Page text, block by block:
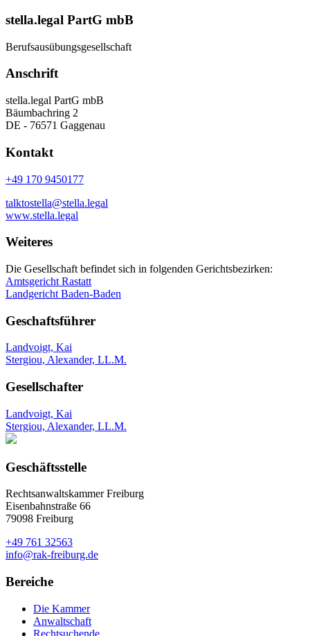
stella.legal PartG mbB
Berufsausübungsgesellschaft
Anschrift
stella.legal PartG mbB
Bäumbachring 2
DE - 76571 Gaggenau
Kontakt
+49 170 9450177
talktostella@stella.legal
www.stella.legal
Weiteres
Die Gesellschaft befindet sich in folgenden Gerichtsbezirken:
Amtsgericht Rastatt
Landgericht Baden-Baden
Geschaftsführer
Landvoigt, Kai
Stergiou, Alexander, LL.M.
Gesellschafter
Landvoigt, Kai
Stergiou, Alexander, LL.M.
Geschäftsstelle
Rechtsanwaltskammer Freiburg
Eisenbahnstraße 66
79098 Freiburg
+49 761 32563
info@rak-freiburg.de
Bereiche
Die Kammer
Anwaltschaft
Rechtsuchende